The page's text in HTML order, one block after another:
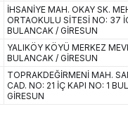
İHSANİYE MAH. OKAY SK.
ORTAOKULU SİTESİ NO: 37
BULANCAK / GİRESUN
YALIKÖY KÖYÜ MERKEZ
BULANCAK / GİRESUN
TOPRAKDEĞİRMENİ MAH.
CAD. NO: 21 İÇ KAPI NO: 1
GİRESUN